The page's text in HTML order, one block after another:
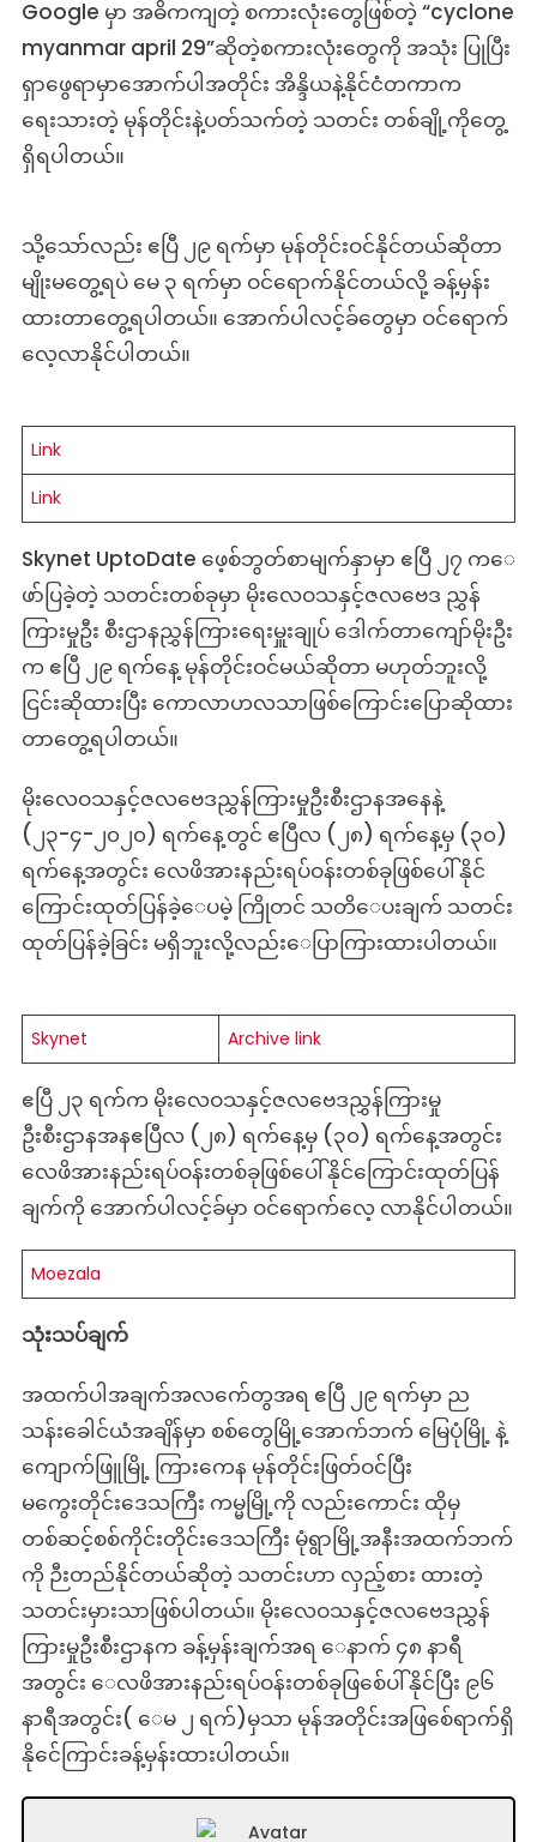
Google မှာ အဓိကကျတဲ့ စကားလုံးတွေဖြစ်တဲ့ “cyclone
myanmar ​april 29”ဆိုတဲ့စကားလုံးတွေကို အသုံး ပြုပြီး
ရှာဖွေရာမှာအောက်ပါအတိုင်း အိန္ဒိယနဲ့နိုင်ငံတကာက
ရေးသားတဲ့ မုန်တိုင်းနဲ့ပတ်သက်တဲ့ သတင်း တစ်ချို့ကိုတွေ့
ရှိရပါတယ်။
သို့သော်လည်း ဧပြီ ၂၉ ရက်မှာ မုန်တိုင်းဝင်နိုင်တယ်ဆိုတာ
မျိုးမတွေ့ရပဲ မေ ၃ ရက်မှာ ဝင်ရောက်နိုင်တယ်လို့ ခန့်မှန်း
ထားတာတွေ့ရပါတယ်။ အောက်ပါလင့်ခ်တွေမှာ ဝင်ရောက်
လေ့လာနိုင်ပါတယ်။
Link
Link
Skynet UptoDate ဖေ့စ်ဘွတ်စာမျက်နှာမှာ ဧပြီ ၂၇ က​ေ
ဖာ်ပြခဲ့တဲ့ သတင်းတစ်ခုမှာ မိုးလေဝသနှင့်ဇလဗေဒ ညွှန်
ကြားမှုဦး စီးဌာနညွှန်ကြားရေးမှူးချုပ် ဒေါက်တာကျော်မိုးဦး
က ဧပြီ ၂၉ ရက်နေ့ မုန်တိုင်းဝင်မယ်ဆိုတာ မဟုတ်ဘူးလို့
ငြင်းဆိုထားပြီး ကောလာဟလသာဖြစ်ကြောင်းပြောဆိုထား
တာတွေ့ရပါတယ်။
မိုးလေဝသနှင့်ဇလဗေဒညွှန်ကြားမှုဦးစီးဌာနအနေနဲ့
(၂၃-၄-၂၀၂၀) ရက်နေ့တွင် ဧပြီလ (၂၈) ရက်နေ့မှ (၃၀)
ရက်နေ့အတွင်း လေဖိအားနည်းရပ်ဝန်းတစ်ခုဖြစ်ပေါ်နိုင်
ကြောင်းထုတ်ပြန်ခဲ့ေပမဲ့ ကြိုတင် သတိေပးချက် သတင်း
ထုတ်ပြန်ခဲ့ခြင်း မရှိဘူးလို့လည်းေပြာကြားထားပါတယ်။
Skynet Archive link
ဧပြီ ၂၃ ရက်က မိုးလေဝသနှင့်ဇလဗေဒညွှန်ကြားမှု
ဦးစီးဌာနအနဧပြီလ (၂၈) ရက်နေ့မှ (၃၀) ရက်နေ့အတွင်း
လေဖိအားနည်းရပ်ဝန်းတစ်ခုဖြစ်ပေါ်နိုင်ကြောင်းထုတ်ပြန်
ချက်ကို အောက်ပါလင့်ခ်မှာ ဝင်ရောက်လေ့ လာနိုင်ပါတယ်။
Moezala
သုံးသပ်ချက်
အထက်ပါအချက်အလက်ေတွအရ ဧပြီ ၂၉ ရက်မှာ ည
သန်းခေါင်ယံအချိန်မှာ စစ်တွေမြို့အောက်ဘက် မြေပုံမြို့ နဲ့
ကျောက်ဖြူမြို့ ကြားကေန မုန်တိုင်းဖြတ်ဝင်ပြီး
မကွေးတိုင်းဒေသကြီး ကမ္မမြို့ကို လည်းကောင်း ထိုမှ
တစ်ဆင့်စစ်ကိုင်းတိုင်းဒေသကြီး မုံရွာမြို့အနီးအထက်ဘက်
ကို ဉီးတည်နိုင်တယ်ဆိုတဲ့ သတင်းဟာ လှည့်စား ထားတဲ့
သတင်းမှားသာဖြစ်ပါတယ်။ မိုးလေဝသနှင့်ဇလဗေဒညွှန်
ကြားမှုဦးစီးဌာနက ခန့်မှန်းချက်အရ ေနာက် ၄၈ နာရီ
အတွင်း ေလဖိအားနည်းရပ်ဝန်းတစ်ခုဖြစ်ေပါ်နိုင်ပြီး ၉၆
နာရီအတွင်း( ေမ ၂ ရက်)မှသာ မုန်အတိုင်းအဖြစ်ေရာက်ရှိ
နိုင်ေကြာင်းခန့်မှန်းထားပါတယ်။